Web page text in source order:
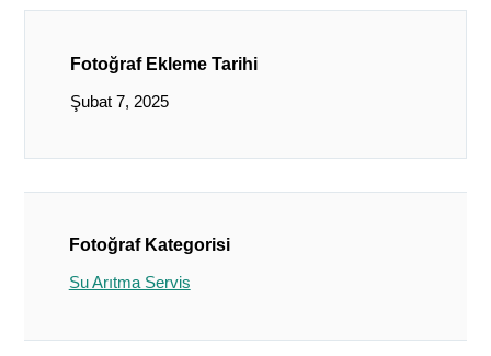
Fotoğraf Ekleme Tarihi
Şubat 7, 2025
Fotoğraf Kategorisi
Su Arıtma Servis